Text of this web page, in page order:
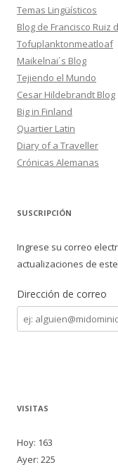
Temas Lingüísticos
Blog de Francisco Ruiz
Tofuplanktonmeatloaf
Maikelnai´s Blog
Tejiendo el Mundo
Cesar Hildebrandt Blog
Big in Finland
Quartier Latin
Diary of a Traveller
Crónicas Alemanas
SUSCRIPCIÓN
Ingrese su correo
actualizaciones de
Dirección de correo
Dirección
de
correo
VISITAS
Hoy: 163
Ayer: 225